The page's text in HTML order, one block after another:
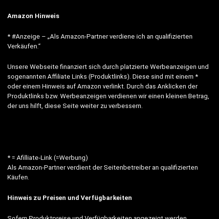
Amazon Hinweis
* #Anzeige – „Als Amazon-Partner verdiene ich an qualifizierten
Verkäufen.“
Unsere Webseite finanziert sich durch platzierte Werbeanzeigen und
sogenannten Affiliate Links (Produktlinks). Diese sind mit einem *
oder einem Hinweis auf Amazon verlinkt. Durch das Anklicken der
Produktlinks bzw. Werbeanzeigen verdienen wir einen kleinen Betrag,
der uns hilft, diese Seite weiter zu verbessern.
* = Afilliate-Link (=Werbung)
Als Amazon-Partner verdient der Seitenbetreiber an qualifizierten
Käufen.
Hinweis zu Preisen und Verfügbarkeiten